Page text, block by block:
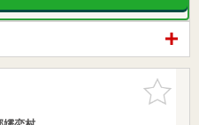
お気に入
りに追加